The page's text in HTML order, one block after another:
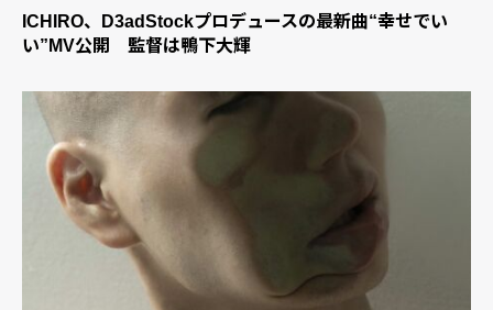
ICHIRO、D3adStockプロデュースの最新曲“幸せでい
い”MV公開 監督は鴨下大輝